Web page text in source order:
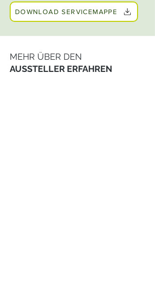
DOWNLOAD SERVICEMAPPE
MEHR ÜBER DEN
AUSSTELLER ERFAHREN